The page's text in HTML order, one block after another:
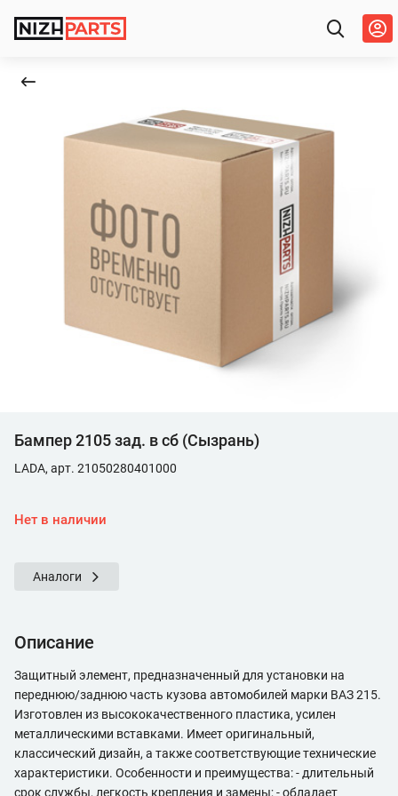
Бампер 2105 зад. в сб (Сызрань)
LADA, арт. 21050280401000
Нет в наличии
Аналоги
Описание
Защитный элемент, предназначенный для установки на
переднюю/заднюю часть кузова автомобилей марки ВАЗ 215.
Изготовлен из высококачественного пластика, усилен
металлическими вставками. Имеет оригинальный,
классический дизайн, а также соответствующие технические
характеристики. Особенности и преимущества: - длительный
срок службы, легкость крепления и замены; - обладает